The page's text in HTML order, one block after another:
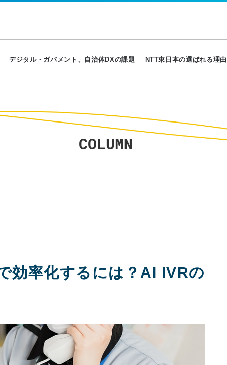
デジタル・ガバメント、自治体DXの課題 NTT東日本の選ばれる理由
効率化するには？AI IVRの